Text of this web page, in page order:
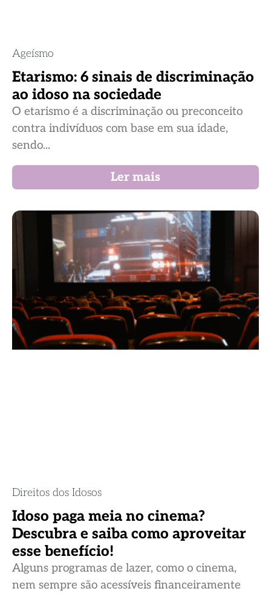
Ageísmo
Etarismo: 6 sinais de discriminação
ao idoso na sociedade
O etarismo é a discriminação ou preconceito
contra indivíduos com base em sua idade,
sendo...
Ler mais
Direitos dos Idosos
Idoso paga meia no cinema?
Descubra e saiba como aproveitar
esse benefício!
Alguns programas de lazer, como o cinema,
nem sempre são acessíveis financeiramente